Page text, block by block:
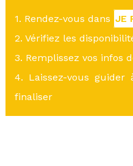
1. Rendez-vous dans JE
2. Vérifiez les
3. Remplissez vos infos
4. Laissez-vous
finaliser